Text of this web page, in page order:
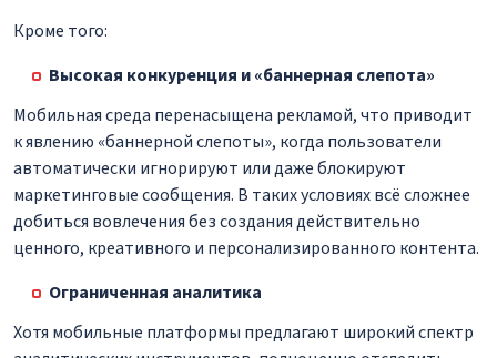
Кроме того:
Высокая конкуренция и «баннерная слепота»
Мобильная среда перенасыщена рекламой, что приводит
к явлению «баннерной слепоты», когда пользователи
автоматически игнорируют или даже блокируют
маркетинговые сообщения. В таких условиях всё сложнее
добиться вовлечения без создания действительно
ценного, креативного и персонализированного контента.
Ограниченная аналитика
Хотя мобильные платформы предлагают широкий спектр